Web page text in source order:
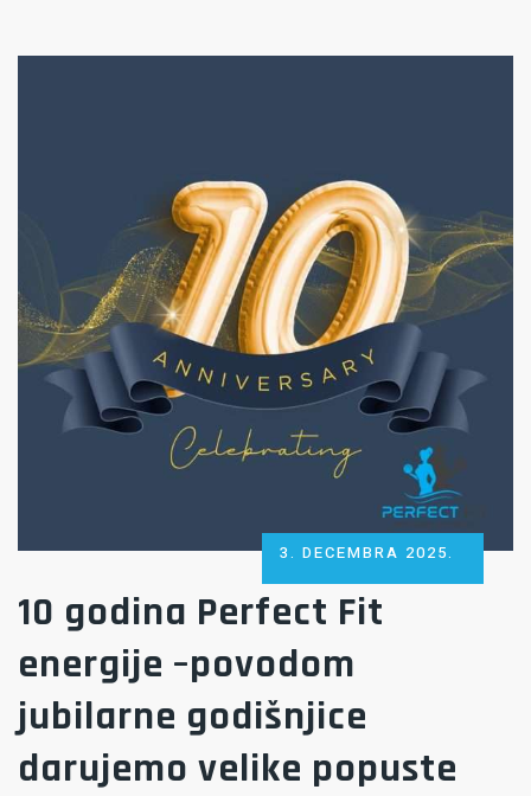
10 godina Perfect Fit
energije –povodom
jubilarne godišnjice
darujemo velike popuste
POSTED
ON
3. DECEMBRA 2025.